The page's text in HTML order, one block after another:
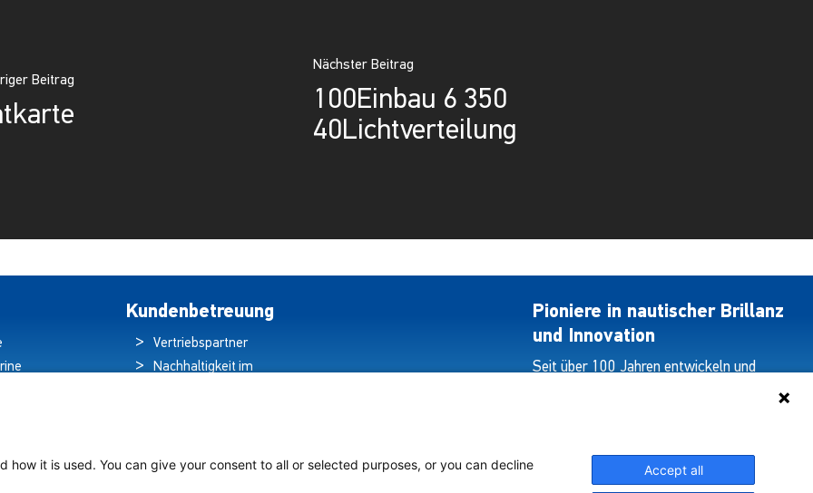
Beitrag
Nächster Beitrag
100Einbau 6 350
40Lichtverteilung
auf
Kundenbetreuung
Vertriebspartner
Nachhaltigkeit im
Erklärung zum
Pioniere in nautischer Brillanz
und Innovation
Seit über 100 Jahren entwickeln und
it is used. You can give your consent to all or selected purposes, or you can decline
Accept all